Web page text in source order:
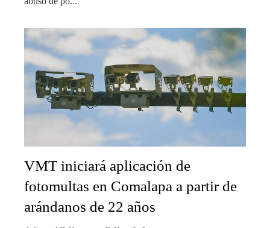
VMT iniciará aplicación de
fotomultas en Comalapa a partir de
arándanos de 22 años